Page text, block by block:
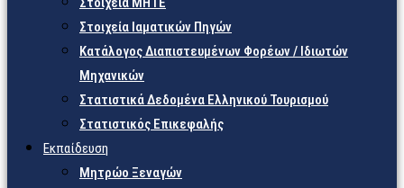
Στοιχεία Ιαματικών Πηγών
Κατάλογος Διαπιστευμένων Φορέων / Ιδιωτών
Μηχανικών
Στατιστικά Δεδομένα Ελληνικού Τουρισμού
Στατιστικός Επικεφαλής
Εκπαίδευση
Μητρώο Ξεναγών